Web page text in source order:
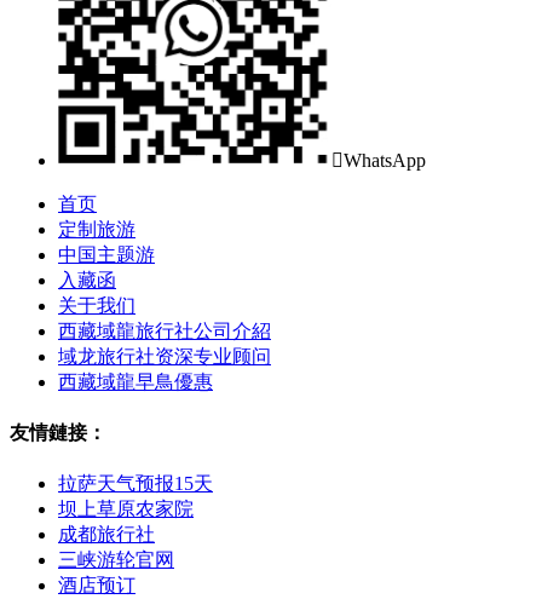
WhatsApp
首页
定制旅游
中国主题游
入藏函
关于我们
西藏域龍旅行社公司介紹
域龙旅行社资深专业顾问
西藏域龍早鳥優惠
友情鏈接：
拉萨天气预报15天
坝上草原农家院
成都旅行社
三峡游轮官网
酒店预订